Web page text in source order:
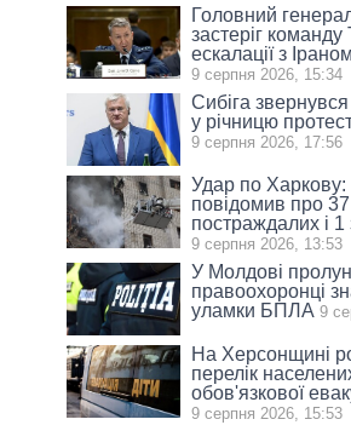
Головний
застеріг
ескалації з Іраном
9 серпня 2026, 15:34
Сибіга звернувся
у річницю
9 серпня 2026, 17:56
Удар по
повідомив про 37
постраждалих і 1
9 серпня 2026, 13:53
У Молдові
правоохоронці
уламки БПЛА 9
На Херсонщині
перелік
обов'язкової
9 серпня 2026, 15:53